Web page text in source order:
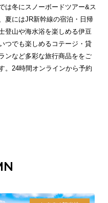
は冬にスノーボードツアー&ス
夏にはJR新幹線の宿泊・日帰
登山や海水浴を楽しめる伊豆
つでも楽しめるコテージ・貸
ンなど多彩な旅行商品ををご
。24時間オンラインから予約